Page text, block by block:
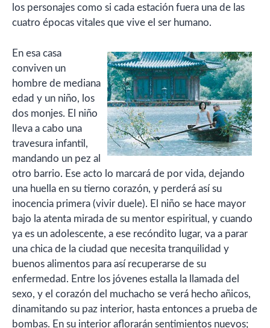
los personajes como si cada estación fuera una de las
cuatro épocas vitales que vive el ser humano.
En esa casa
conviven un
hombre de mediana
edad y un niño, los
dos monjes. El niño
lleva a cabo una
travesura infantil,
mandando un pez al
otro barrio. Ese acto lo marcará de por vida, dejando
una huella en su tierno corazón, y perderá así su
inocencia primera (vivir duele). El niño se hace mayor
bajo la atenta mirada de su mentor espiritual, y cuando
ya es un adolescente, a ese recóndito lugar, va a parar
una chica de la ciudad que necesita tranquilidad y
buenos alimentos para así recuperarse de su
enfermedad. Entre los jóvenes estalla la llamada del
sexo, y el corazón del muchacho se verá hecho añicos,
dinamitando su paz interior, hasta entonces a prueba de
bombas. En su interior aflorarán sentimientos nuevos;